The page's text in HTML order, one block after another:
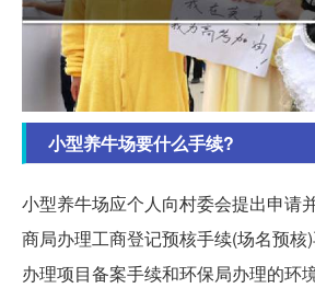
小型养牛场要什么手续?
小型养牛场应个人向村委会提出申请
商局办理工商登记预核手续(场名预核
办理项目备案手续和环保局办理的环